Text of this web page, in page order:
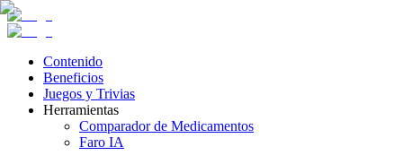
Contenido
Beneficios
Juegos y Trivias
Herramientas
Comparador de Medicamentos
Faro IA